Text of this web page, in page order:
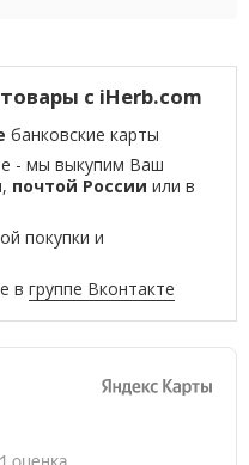
с iHerb.com
банковские карты
- мы выкупим Ваш
почтой России или в
покупки и
вгруппе Вконтакте